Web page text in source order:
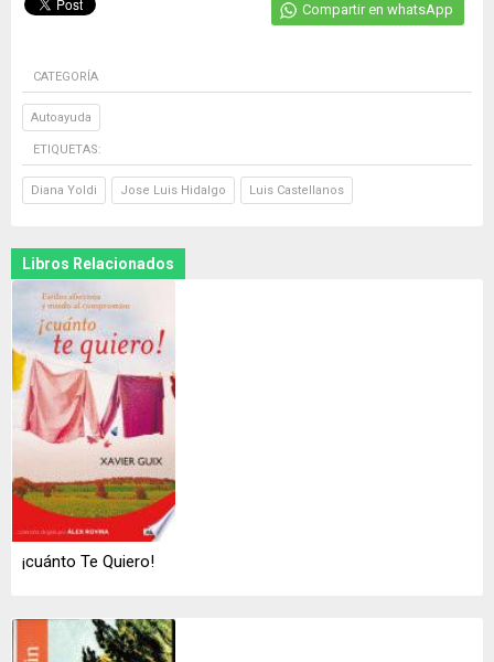
Compartir en whatsApp
CATEGORÍA
Autoayuda
ETIQUETAS:
Diana Yoldi Jose Luis Hidalgo Luis Castellanos
Libros Relacionados
¡cuánto Te Quiero!